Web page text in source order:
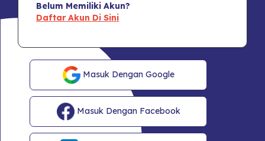
Belum Memiliki Akun?
Daftar Akun Di Sini
Masuk Dengan Google
Masuk Dengan Facebook